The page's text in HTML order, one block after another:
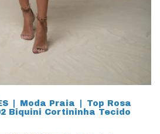
Moda Praia
Top Rosa
Biquini Cortininha Tecido